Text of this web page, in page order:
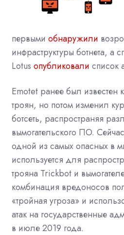
первыми обнаружили
инфраструктуры ботнета, а
Lotus опубликовали список
Emotet ранее был известен
троян, но потом изменил
ботсеть, распространяя
вымогательского ПО.
одной из самых опасных в
используется для
трояна Trickbot и
комбинация вредоносов
«тройная угроза» и
атак на государственные
в июле 2019 года.